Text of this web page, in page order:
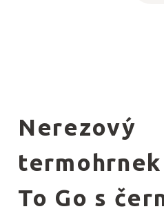
Nerezový
termohrnek
To Go s